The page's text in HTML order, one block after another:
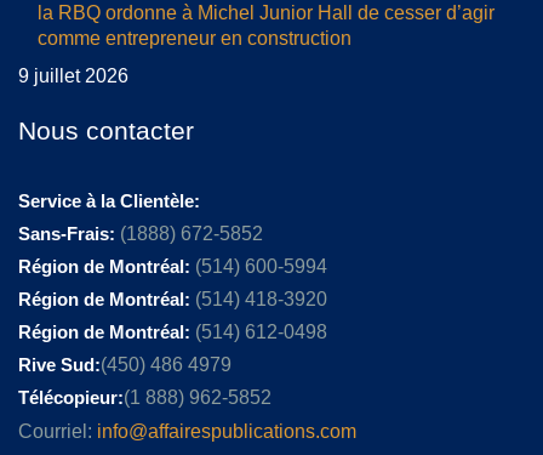
la RBQ ordonne à Michel Junior Hall de cesser d’agir
comme entrepreneur en construction
9 juillet 2026
Nous contacter
Service à la Clientèle:
Sans-Frais: (1888) 672-5852
Région de Montréal: (514) 600-5994
Région de Montréal: (514) 418-3920
Région de Montréal: (514) 612-0498
Rive Sud:(450) 486 4979
Télécopieur:(1 888) 962-5852
Courriel: info@affairespublications.com